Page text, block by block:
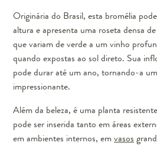
Originária do Brasil, esta bromélia
altura e apresenta uma roseta densa
que variam de verde a um vinho
quando expostas ao sol direto. Sua
pode durar até um ano, tornando-a
impressionante.
Além da beleza, é uma planta
pode ser inserida tanto em áreas
em ambientes internos, emvasos